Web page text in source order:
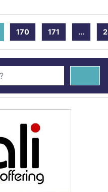
(current)
170 171 ...